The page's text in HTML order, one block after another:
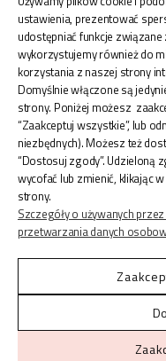
BLINK SHOP Joanna
18 20-
Shoper.pl
ustawienia, prezentować
udostępniać funkcje
wykorzystujemy również do
korzystania z naszej strony
Domyślnie włączone są
strony. Poniżej możesz
“Zaakceptuj wszystkie”, lub
niezbędnych). Możesz też
“Dostosuj zgody”. Udzieloną
wycofać lub zmienić, klikając
strony.
Szczegóły o używanych
przetwarzania danych